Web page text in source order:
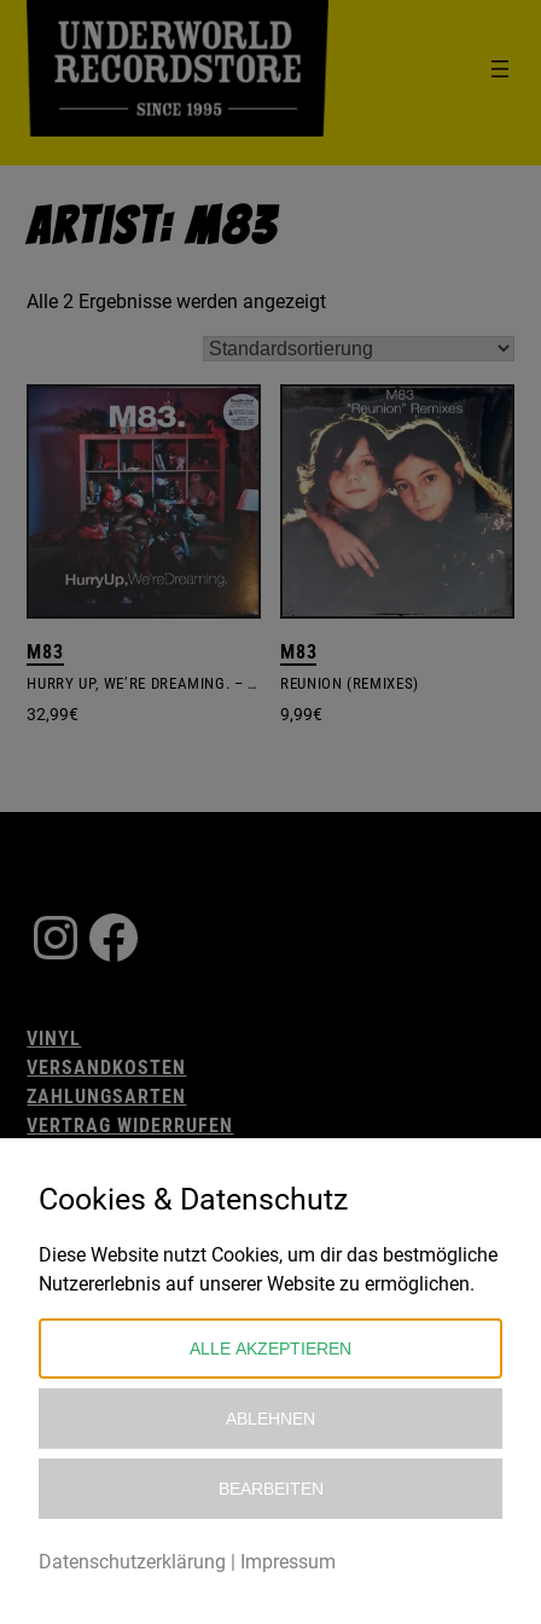
Artist: M83
Alle 2 Ergebnisse werden angezeigt
M83
HURRY UP, WE’RE DREAMING. – LTD.COLOURED VINYL
32,99€
M83
REUNION (REMIXES)
9,99€
Instagram
Facebook
VINYL
VERSANDKOSTEN
ZAHLUNGSARTEN
VERTRAG WIDERRUFEN
WIDERRUFSBELEHRUNG
IMPRESSUM
Gefördert durch:
Cookies & Datenschutz
Diese Website nutzt Cookies, um dir das bestmögliche
Nutzererlebnis auf unserer Website zu ermöglichen.
ALLE AKZEPTIEREN
ABLEHNEN
BEARBEITEN
Datenschutzerklärung | Impressum